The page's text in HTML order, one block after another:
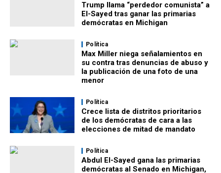
Trump llama “perdedor comunista” a
El-Sayed tras ganar las primarias
demócratas en Michigan
Política
Max Miller niega señalamientos en
su contra tras denuncias de abuso y
la publicación de una foto de una
menor
Política
Crece lista de distritos prioritarios
de los demócratas de cara a las
elecciones de mitad de mandato
Política
Abdul El-Sayed gana las primarias
demócratas al Senado en Michigan,